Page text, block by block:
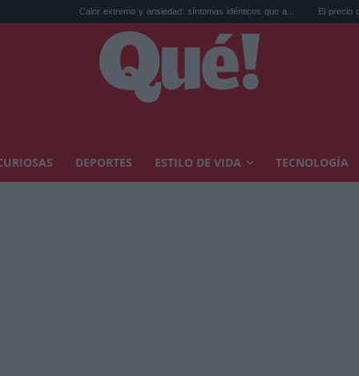
Calor extremo y ansiedad: síntomas idénticos que a... El precio de la vivienda
DEPORTES ESTILO DE VIDA TECNOLOGÍA